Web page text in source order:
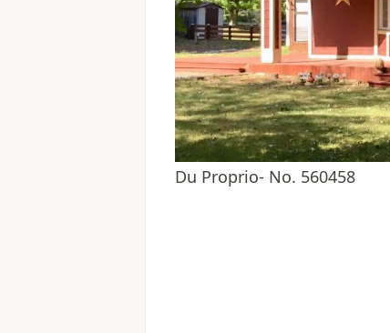
Du Proprio- No. 560458